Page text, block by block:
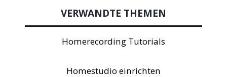
VERWANDTE THEMEN
Homerecording Tutorials
Homestudio einrichten